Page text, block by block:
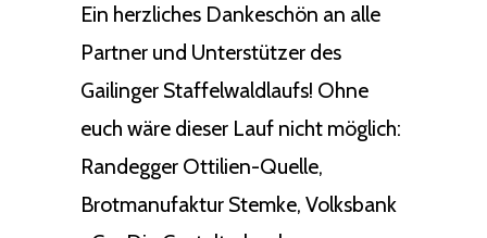
Ein herzliches Dankeschön an alle
Partner und Unterstützer des
Gailinger Staffelwaldlaufs! Ohne
euch wäre dieser Lauf nicht möglich:
Randegger Ottilien-Quelle,
Brotmanufaktur Stemke, Volksbank